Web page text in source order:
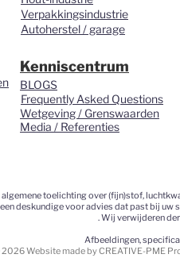
Verpakkingsindustrie
Autoherstel / garage
Kenniscentrum
BLOGS
Frequently Asked Questions
Wetgeving / Grenswaarden
Media / Referenties
toelichting over (fijn)stof,
deskundige voor advies dat past bij
. Wij verwijderen
Afbeeldingen,
Website made by CREATIVE-PME